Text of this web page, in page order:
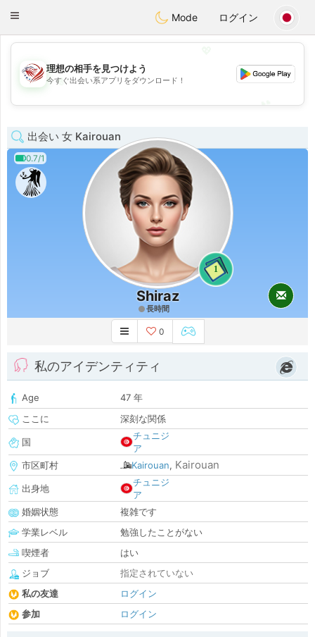
StatesDating
Toggle
Mode ログイン
💖
理想の相手を見つけよう
今すぐ出会い系アプリをダウンロード！
出会い 女 Kairouan
0.7/1
1
Shiraz
長時間
0
私のアイデンティティ
Age
47 年
ここに
深刻な関係
国
チュニジ
ア
市区町村
Kairouan, Kairouan
出身地
チュニジ
ア
婚姻状態
複雑です
学業レベル
勉強したことがない
喫煙者
はい
ジョブ
指定されていない
私の友達
ログイン
参加
ログイン